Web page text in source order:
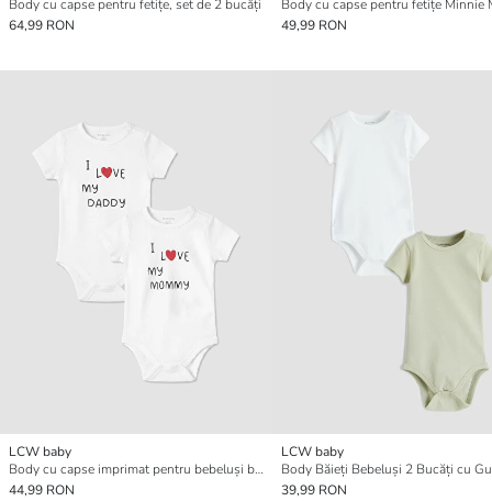
Body cu capse pentru fetițe, set de 2 bucăți
64,99 RON
49,99 RON
LCW baby
Body cu capse imprimat pentru bebeluși băieți, set de 2
44,99 RON
LCW baby
39,99 RON